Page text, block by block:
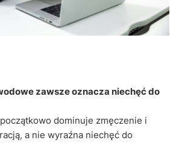
zawsze oznacza niechęć do
dominuje zmęczenie i
a nie wyraźna niechęć do